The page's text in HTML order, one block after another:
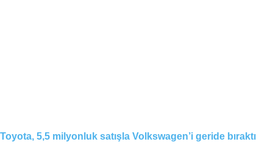
Toyota, 5,5 milyonluk satışla Volkswagen’i geride bıraktı